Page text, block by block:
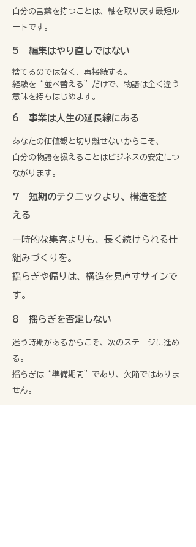
自分の言葉を持つことは、軸を取り戻す最短ル
ートです。
5｜編集はやり直しではない
捨てるのではなく、再接続する。
経験を“並べ替える”だけで、物語は全く違う
意味を持ちはじめます。
6｜事業は人生の延長線にある
あなたの価値観と切り離せないからこそ、
自分の物語を扱えることはビジネスの安定につ
ながります。
​​7｜短期のテクニックより、構造を整
える
一時的な集客よりも、長く続けられる仕
組みづくりを。
揺らぎや偏りは、構造を見直すサインで
す。
8｜揺らぎを否定しない
迷う時期があるからこそ、次のステージに進め
る。
揺らぎは“準備期間”であり、欠陥ではありま
せん。